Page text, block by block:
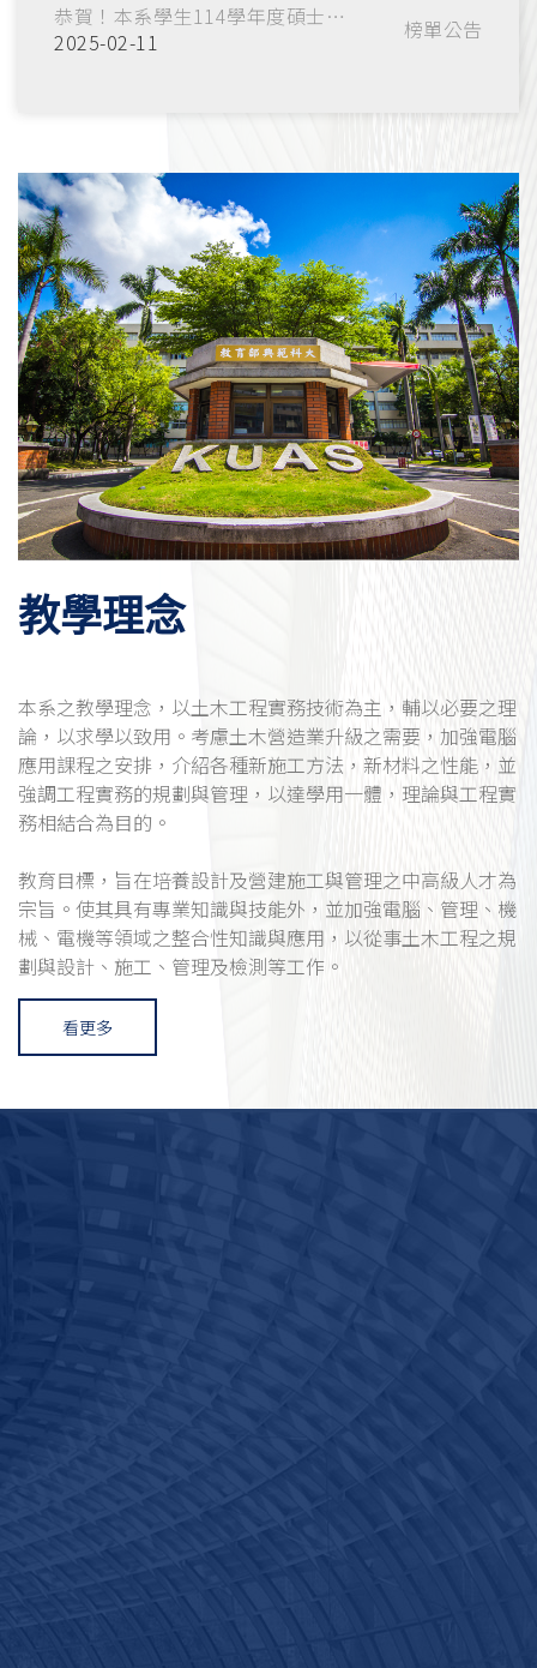
恭賀！本系學生114學年度碩士推甄金榜題名
2025-02-11
榜單公告
教學理念
本系之教學理念，以土木工程實務技術為主，輔以必要之理
論，以求學以致用。考慮土木營造業升級之需要，加強電腦
應用課程之安排，介紹各種新施工方法，新材料之性能，並
強調工程實務的規劃與管理，以達學用一體，理論與工程實
務相結合為目的。
教育目標，旨在培養設計及營建施工與管理之中高級人才為
宗旨。使其具有專業知識與技能外，並加強電腦、管理、機
械、電機等領域之整合性知識與應用，以從事土木工程之規
劃與設計、施工、管理及檢測等工作。
看更多